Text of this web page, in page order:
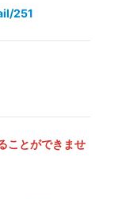
251
ことができませ